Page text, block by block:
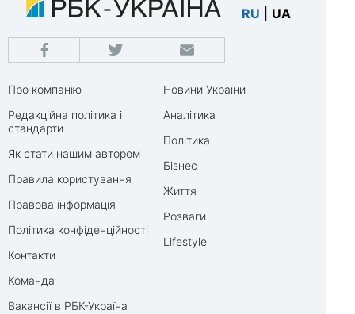
RU UA
Про компанію
Редакційна політика і
стандарти
Як стати нашим автором
Правила користування
Правова інформація
Політика конфіденційності
Контакти
Команда
Вакансії в РБК-Україна
Новини України
Аналітика
Політика
Бізнес
Життя
Розваги
Lifestyle